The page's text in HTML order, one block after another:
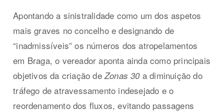
Apontando a sinistralidade como um dos aspetos
mais graves no concelho e designando de
“inadmissíveis” os números dos atropelamentos
em Braga, o vereador aponta ainda como principais
objetivos da criação deZonas 30a diminuição do
tráfego de atravessamento indesejado e o
reordenamento dos fluxos, evitando passagens